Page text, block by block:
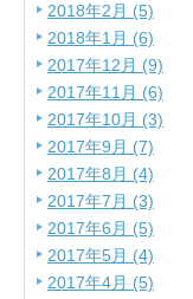
2018年2月 (5)
2018年1月 (6)
2017年12月 (9)
2017年11月 (6)
2017年10月 (3)
2017年9月 (7)
2017年8月 (4)
2017年7月 (3)
2017年6月 (5)
2017年5月 (4)
2017年4月 (5)